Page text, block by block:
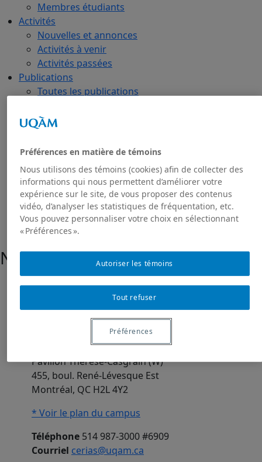
Membres étudiants
Activités
Nouvelles et annonces
Activités à venir
Activités passées
Publications
Toutes les publications
GRIAS
RIAS
Projet de recherche Sakhī
Projet Sakhī : contexte
Projet Sakhī: méthodologie
Nous joindre
Nous joindre
Adresse civique
Centre d’études et de recherches sur l’Inde,
l’Asie du Sud et sa diaspora (CERIAS-UQAM)
Université du Québec à Montréal
Pavillon Thérèse-Casgrain (W)
455, boul. René-Lévesque Est
Montréal, QC H2L 4Y2
* Voir le plan du campus
Téléphone 514 987-3000 #6909
Courriel cerias@uqam.ca
Préférences en matière de témoins
Nous utilisons des témoins (cookies) afin de collecter des
informations qui nous permettent d’améliorer votre
expérience sur le site, de vous proposer des contenus
vidéo, d’analyser les statistiques de fréquentation, etc.
Vous pouvez personnaliser votre choix en sélectionnant
« Préférences ».
Tout refuser
Autoriser les témoins
Préférences